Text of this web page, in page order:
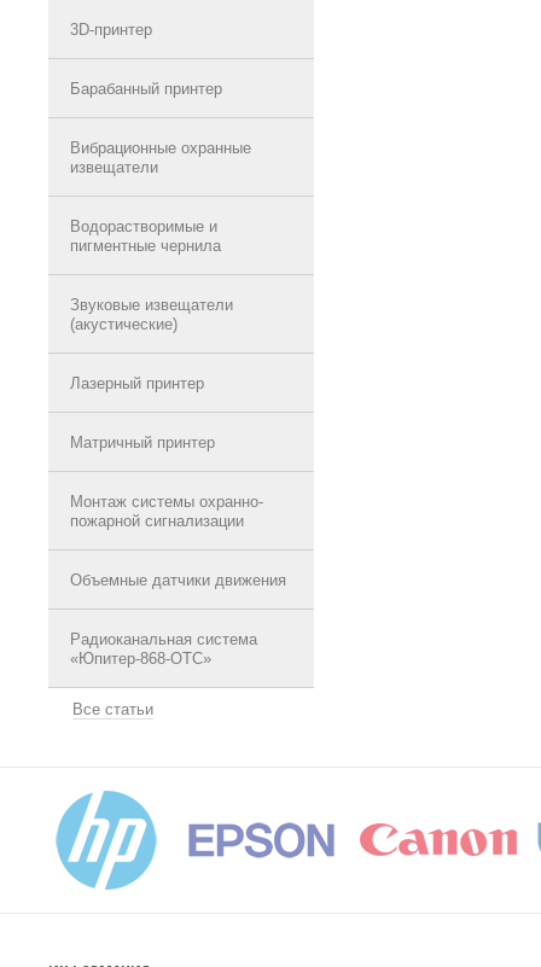
3D-принтер
Барабанный принтер
Вибрационные охранные
извещатели
Водорастворимые и
пигментные чернила
Звуковые извещатели
(акустические)
Лазерный принтер
Матричный принтер
Монтаж системы охранно-
пожарной сигнализации
Объемные датчики движения
Радиоканальная система
«Юпитер-868-ОТС»
Все статьи